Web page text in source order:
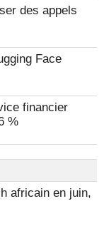
des appels
Face
financier
%
africain en juin,